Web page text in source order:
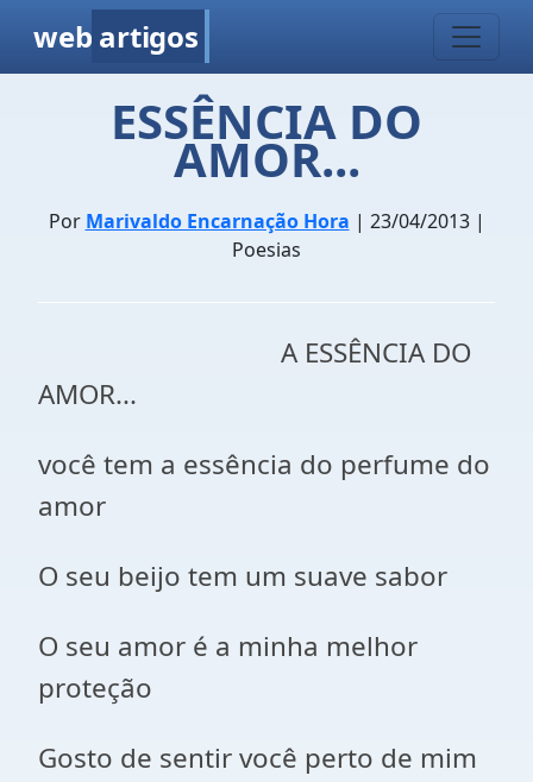
web artigos
ESSÊNCIA DO
AMOR...
Por Marivaldo Encarnação Hora | 23/04/2013 |
Poesias
A ESSÊNCIA DO
AMOR...
você tem a essência do perfume do
amor
O seu beijo tem um suave sabor
O seu amor é a minha melhor
proteção
Gosto de sentir você perto de mim